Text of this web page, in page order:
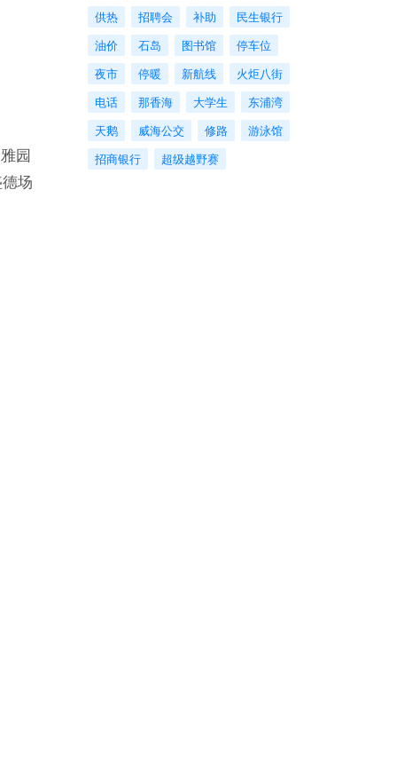
园
场
供热
招聘会 补助
民生银行
油价
石岛 图书馆
停车位
夜市
停暖 新航线
火炬八街
电话
那香海 大学生
东浦湾
天鹅
威海公交 修路
游泳馆
招商银行
超级越野赛